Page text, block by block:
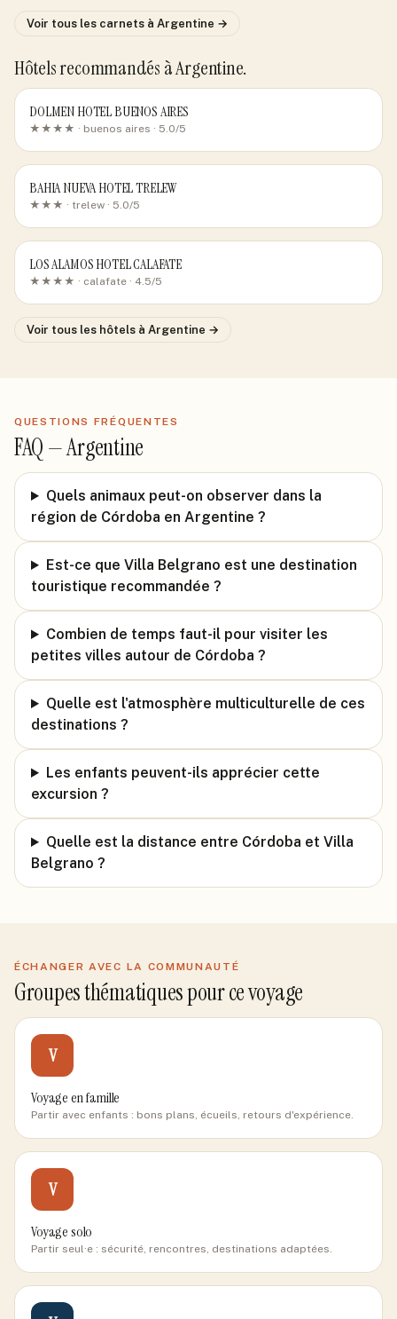
Voir tous les carnets à Argentine →
Hôtels recommandés à Argentine.
DOLMEN HOTEL BUENOS AIRES
★★★★ · buenos aires · 5.0/5
BAHIA NUEVA HOTEL TRELEW
★★★ · trelew · 5.0/5
LOS ALAMOS HOTEL CALAFATE
★★★★ · calafate · 4.5/5
Voir tous les hôtels à Argentine →
QUESTIONS FRÉQUENTES
FAQ —Argentine
Quels animaux peut-on observer dans la
région de Córdoba en Argentine ?
Est-ce que Villa Belgrano est une destination
touristique recommandée ?
Combien de temps faut-il pour visiter les
petites villes autour de Córdoba ?
Quelle est l'atmosphère multiculturelle de ces
destinations ?
Les enfants peuvent-ils apprécier cette
excursion ?
Quelle est la distance entre Córdoba et Villa
Belgrano ?
ÉCHANGER AVEC LA COMMUNAUTÉ
Groupes thématiques pour ce voyage
V
Voyage en famille
Partir avec enfants : bons plans, écueils, retours d'expérience.
V
Voyage solo
Partir seul·e : sécurité, rencontres, destinations adaptées.